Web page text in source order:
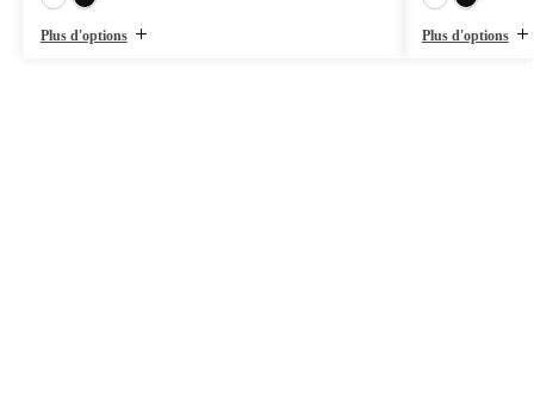
Plus d'options Plus d'options